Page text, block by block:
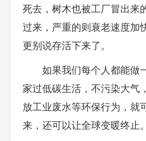
死去，树木也被工厂冒出来
过来，严重的则衰老速度加
更别说存活下来了。
如果我们每个人都能做
家过低碳生活，不污染大气
放工业废水等环保行为，就
来，还可以让全球变暖终止。